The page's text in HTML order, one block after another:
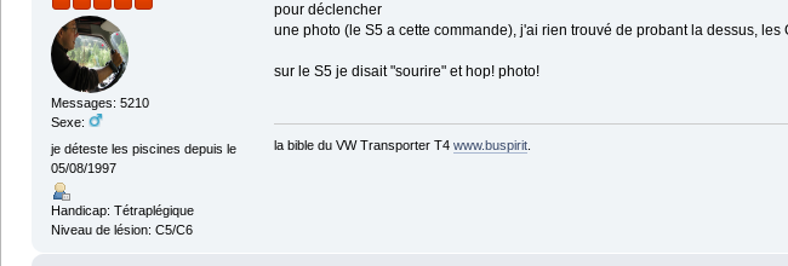
Messages: 5210
Sexe:
je déteste les piscines depuis le
05/08/1997
Handicap: Tétraplégique
Niveau de lésion: C5/C6
pour déclencher
une photo (le S5 a cette commande), j'ai rien trouvé de probant la dessus,
sur le S5 je disait "sourire" et hop! photo!
la bible du VW Transporter T4 www.buspirit.